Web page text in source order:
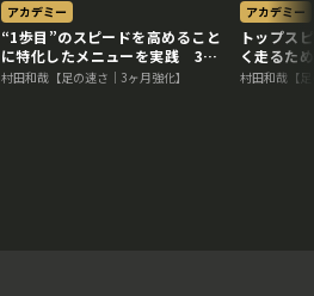
アカデミー
“1歩目”のスピードを高めること
に特化したメニューを実践 3か
月で脚力アップ、元甲子園球児の
村田和哉【足の速さ｜3ヶ月強化】
アカデミー
トップス
く走るた
か月で脚
村田和哉【